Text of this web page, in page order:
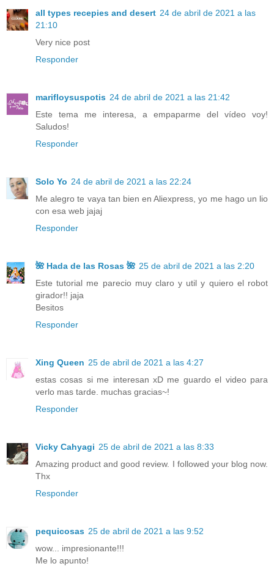
all types recepies and desert 24 de abril de 2021 a las
21:10
Very nice post
Responder
marifloysuspotis 24 de abril de 2021 a las 21:42
Este tema me interesa, a empaparme del vídeo voy!
Saludos!
Responder
Solo Yo 24 de abril de 2021 a las 22:24
Me alegro te vaya tan bien en Aliexpress, yo me hago un lio
con esa web jajaj
Responder
🌺 Hada de las Rosas 🌺 25 de abril de 2021 a las 2:20
Este tutorial me parecio muy claro y util y quiero el robot
girador!! jaja
Besitos
Responder
Xing Queen 25 de abril de 2021 a las 4:27
estas cosas si me interesan xD me guardo el video para
verlo mas tarde. muchas gracias~!
Responder
Vicky Cahyagi 25 de abril de 2021 a las 8:33
Amazing product and good review. I followed your blog now.
Thx
Responder
pequicosas 25 de abril de 2021 a las 9:52
wow... impresionante!!!
Me lo apunto!